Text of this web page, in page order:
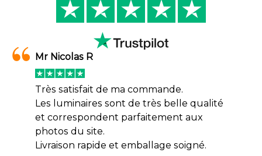
Mr Nicolas R
Très satisfait de ma commande.
Les luminaires sont de très belle qualité
et correspondent parfaitement aux
photos du site.
Livraison rapide et emballage soigné.